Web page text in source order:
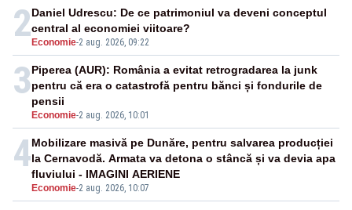
2 Economie-2 aug. 2026, 09:22
Daniel Udrescu: De ce patrimoniul va deveni conceptul
central al economiei viitoare?
3
Economie-2 aug. 2026, 10:01
Piperea (AUR): România a evitat retrogradarea la junk
pentru că era o catastrofă pentru bănci și fondurile de
pensii
4
Economie-2 aug. 2026, 10:07
Mobilizare masivă pe Dunăre, pentru salvarea producției
la Cernavodă. Armata va detona o stâncă și va devia apa
fluviului - IMAGINI AERIENE